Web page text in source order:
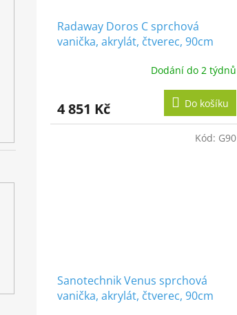
Radaway Doros C sprchová
vanička, akrylát, čtverec, 90cm
Dodání do 2 týdnů
4 851 Kč Do košíku
Sanotechnik Venus sprchová
vanička, akrylát, čtverec, 90cm
Kód: G90